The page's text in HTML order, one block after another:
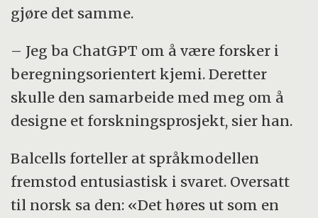
gjøre det samme.
– Jeg ba ChatGPT om å være forsker i
beregningsorientert kjemi. Deretter
skulle den samarbeide med meg om å
designe et forskningsprosjekt, sier han.
Balcells forteller at språkmodellen
fremstod entusiastisk i svaret. Oversatt
til norsk sa den: «Det høres ut som en